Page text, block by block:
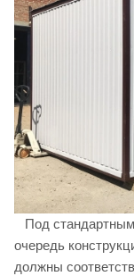
Под
очередь
должны